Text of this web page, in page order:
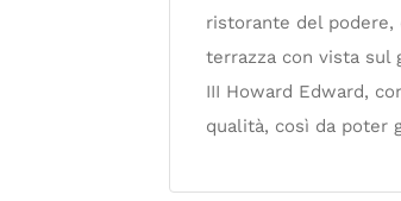
ristorante del
terrazza con vista sul
III Howard Edward,
qualità, così da poter